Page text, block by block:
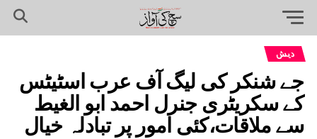
دیش
جے شنکر کی لیگ آف عرب اسٹیٹس
کے سکریٹری جنرل احمد ابو الغیط
سے ملاقات،کئی امور پر تبادلہ خیال